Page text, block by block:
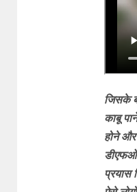
जिसके
काबू
होने
डीएफओ
प्रयास